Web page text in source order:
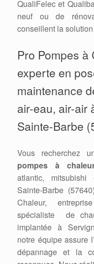
QualiFelec et
neuf ou de
conseillent la
Pro Pompes
experte en
maintenance
air-eau, air-air
Sainte-Barbe
Vous recherchez
pompes à
atlantic, mitsubishi
Sainte-Barbe
Chaleur,
spécialiste de
implantée à
notre équipe assure
dépannage et la